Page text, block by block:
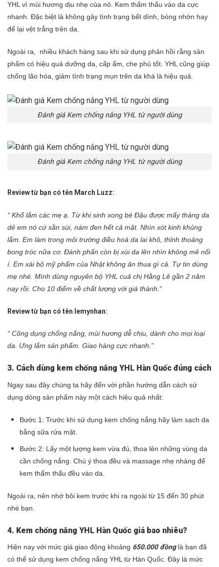
YHL vì mùi hương dịu nhẹ của nó. Kem thẩm thấu vào da cực
nhanh. Đặc biệt là không gây tình trạng bết dính, bóng nhờn hay
để lại vệt trắng trên da.
Ngoài ra, nhiều khách hàng sau khi sử dụng phản hồi rằng sản
phẩm có hiệu quả dưỡng da, cấp ẩm, che phủ tốt. YHL cũng giúp
chống lão hóa, giảm tình trạng mụn trên da khá là hiệu quả.
Đánh giá Kem chống nắng YHL từ người dùng
Đánh giá Kem chống nắng YHL từ người dùng
Review từ bạn có tên March Luzz:
“ Khổ lắm các mẹ ạ. Từ khi sinh xong bé Đậu được mấy tháng da
dẻ em nó cứ sần sùi, nám đen hết cả mặt. Nhìn xót kinh khủng
lắm. Em làm trong môi trường điều hoà da lai khô, thỉnh thoảng
bong tróc nữa cơ. Đánh phấn còn bị xùi da lên nhìn không mê nổi
í. Em xài bộ mỹ phẩm của Nhật không ăn thua gì cả. Tự tin dùng
mẹ nhé. Mình dùng nguyên bộ YHL cuả chị Hằng Lê gần 2 năm
nay rồi. Cho 10 điểm về chất lượng với giá thành.”
Review từ bạn có tên lemynhan:
“ Công dụng chống nắng, mùi hương dễ chịu, dành cho mọi loại
da. Ưng lắm sản phẩm. Giao hàng cực nhanh.”
3. Cách dùng kem chống nắng YHL Hàn Quốc đúng cách
Ngay sau đây chúng ta hãy đến với phần hướng dẫn cách sử
dụng dòng sản phẩm này một cách hiệu quả nhất:
Bước 1: Trước khi sử dụng kem chống nắng hãy làm sạch da
bằng sữa rửa mặt.
Bước 2: Lấy một lượng kem vừa đủ, thoa lên những vùng da
cần chống nắng. Chú ý thoa đều và massage nhẹ nhàng để
kem thẩm thấu đều vào da.
Ngoài ra, nên nhớ bôi kem trước khi ra ngoài từ 15 đến 30 phút
nhé bạn.
4. Kem chống nắng YHL Hàn Quốc giá bao nhiêu?
Hiện nay với mức giá giao động khoảng 650.000 đồnglà bạn đã
có thể sử dụng kem chống nắng YHL từ Hàn Quốc. Đây là mức